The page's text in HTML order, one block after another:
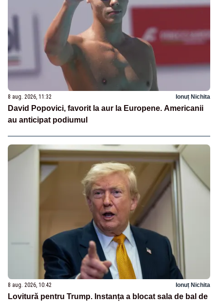
8 aug. 2026, 11:32 Ionuț Nichita
David Popovici, favorit la aur la Europene. Americanii
au anticipat podiumul
8 aug. 2026, 10:42 Ionuț Nichita
Lovitură pentru Trump. Instanța a blocat sala de bal de